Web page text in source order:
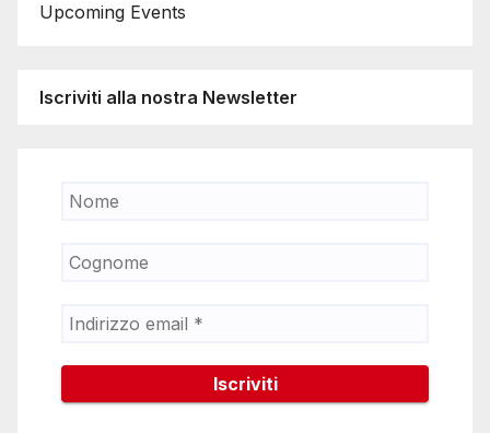
Upcoming Events
Iscriviti alla nostra Newsletter